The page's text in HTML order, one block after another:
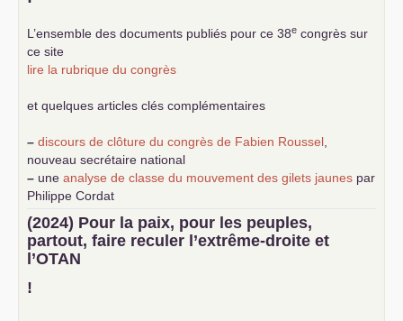
L’ensemble des documents publiés pour ce 38e congrès sur
ce site
lire la rubrique du congrès
et quelques articles clés complémentaires
– discours de clôture du congrès de Fabien Roussel
nouveau secrétaire national
– une analyse de classe du mouvement des gilets jaunes par
Philippe Cordat
–
un texte de Jean-Claude Delaunay
le marxisme est la
science sociale de notre temps
–un appel proposé aux partis communistes et ouvrier
d’Europe
–
(2024) Pour la paix, pour les peuples,
partout, faire reculer l’extrême-droite et
l’OTAN
!